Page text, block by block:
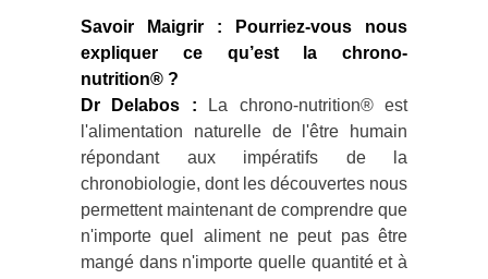
Savoir Maigrir : Pourriez-vous nous
expliquer ce qu’est la chrono-
nutrition® ?
Dr Delabos :
La chrono-nutrition® est
l'alimentation naturelle de l'être humain
répondant aux impératifs de la
chronobiologie, dont les découvertes nous
permettent maintenant de comprendre que
n'importe quel aliment ne peut pas être
mangé dans n'importe quelle quantité et à